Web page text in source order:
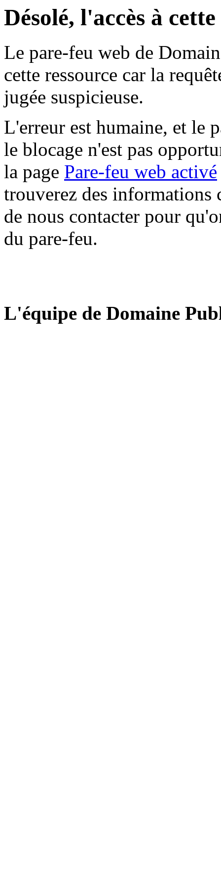
Désolé, l'accès à
Le pare-feu web de
cette ressource car la
jugée suspicieuse.
L'erreur est humaine, et le
le blocage n'est pas
la page Pare-feu web activé
trouverez des informations
de nous contacter pour
du pare-feu.
L'équipe de Domaine